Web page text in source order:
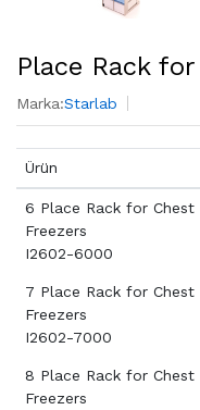
Place Rack
Marka:Starlab
Ürün
6 Place Rack for Chest
Freezers
I2602-6000
7 Place Rack for Chest
Freezers
I2602-7000
8 Place Rack for Chest
Freezers